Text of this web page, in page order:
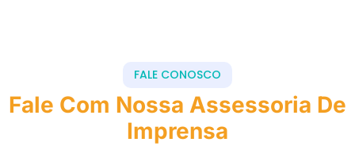
FALE CONOSCO
Fale Com Nossa Assessoria De
Imprensa